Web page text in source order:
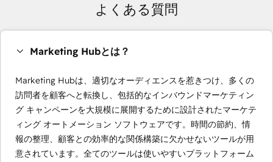
よくある質問
Marketing Hubとは？
Marketing Hubは、適切なオーディエンスを惹きつけ、多くの
訪問者を顧客へと転換し、包括的なインバウンドマーケティン
グ キャンペーンを大規模に展開するために設計されたマーケテ
ィング オートメーション ソフトウェアです。時間の節約、情
報の整理、顧客との効率的な関係構築に欠かせないツールが用
意されています。全てのツールは使いやすいプラットフォーム